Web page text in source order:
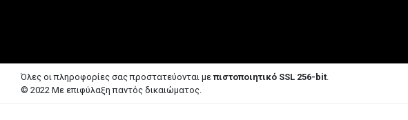
Όλες οι πληροφορίες σας προστατεύονται μεπιστοποιητικό SSL 256-bit.
© 2022 Με επιφύλαξη παντός δικαιώματος.